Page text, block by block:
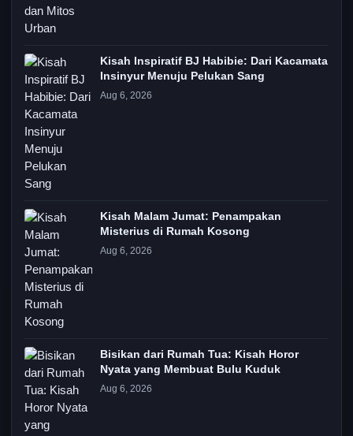
Kisah Inspiratif BJ Habibie: Dari Kacamata
Insinyur Menuju Pelukan Sang
Aug 6, 2026
Kisah Malam Jumat: Penampakan
Misterius di Rumah Kosong
Aug 6, 2026
Bisikan dari Rumah Tua: Kisah Horor
Nyata yang Membuat Bulu Kuduk
Aug 6, 2026